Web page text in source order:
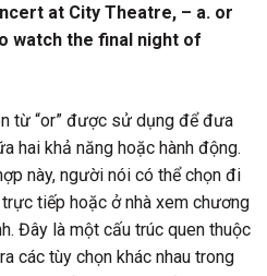
at City Theatre, – a. or
watch the final night of
từ “or” được sử dụng để đưa
hai khả năng hoặc hành động.
này, người nói có thể chọn đi
tiếp hoặc ở nhà xem chương
Đây là một cấu trúc quen thuộc
các tùy chọn khác nhau trong